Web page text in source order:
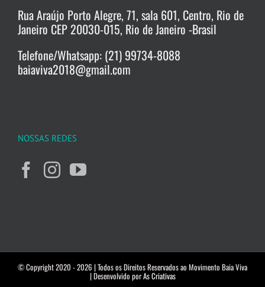
Rua Araújo Porto Alegre, 71, sala 601, Centro, Rio de
Janeiro CEP 20030-015, Rio de Janeiro -Brasil
Telefone/Whatsapp: (21) 99734-8088
baiaviva2018@gmail.com
NOSSAS REDES
© Copyright 2020 -2026 | Todos os Direitos Reservados ao Movimento Baia Viva
| Desenvolvido porAs Criativas